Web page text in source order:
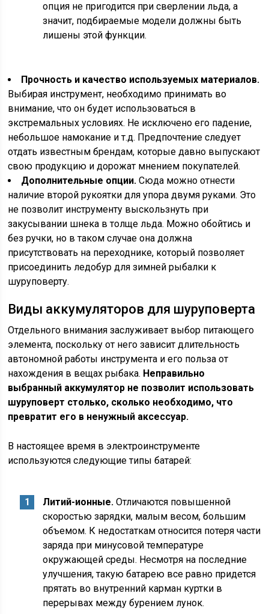
опция не пригодится при сверлении льда, а
значит, подбираемые модели должны быть
лишены этой функции.
Прочность и качество используемых материалов.
Выбирая инструмент, необходимо принимать во
внимание, что он будет использоваться в
экстремальных условиях. Не исключено его падение,
небольшое намокание и т.д. Предпочтение следует
отдать известным брендам, которые давно выпускают
свою продукцию и дорожат мнением покупателей.
Дополнительные опции. Сюда можно отнести
наличие второй рукоятки для упора двумя руками. Это
не позволит инструменту выскользнуть при
закусывании шнека в толще льда. Можно обойтись и
без ручки, но в таком случае она должна
присутствовать на переходнике, который позволяет
присоединить ледобур для зимней рыбалки к
шуруповерту.
Виды аккумуляторов для шуруповерта
Отдельного внимания заслуживает выбор питающего
элемента, поскольку от него зависит длительность
автономной работы инструмента и его польза от
нахождения в вещах рыбака. Неправильно
выбранный аккумулятор не позволит использовать
шуруповерт столько, сколько необходимо, что
превратит его в ненужный аксессуар.
В настоящее время в электроинструменте
используются следующие типы батарей:
Литий-ионные. Отличаются повышенной
скоростью зарядки, малым весом, большим
объемом. К недостаткам относится потеря части
заряда при минусовой температуре
окружающей среды. Несмотря на последние
улучшения, такую батарею все равно придется
прятать во внутренний карман куртки в
перерывах между бурением лунок.